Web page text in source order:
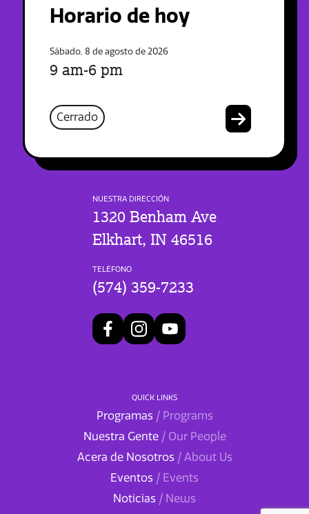
Horario de hoy
Sábado, 8 de agosto de 2026
9 am-6 pm
Cerrado
NUESTRA DIRECCIÓN
1320 Benham Ave
Elkhart, IN 46516
TELÉFONO
(574) 359-7233
QUICK LINKS
Programas / Programs
Nuestra Gente / Our People
Acera de Nosotros / About Us
Eventos / Events
Noticias / News